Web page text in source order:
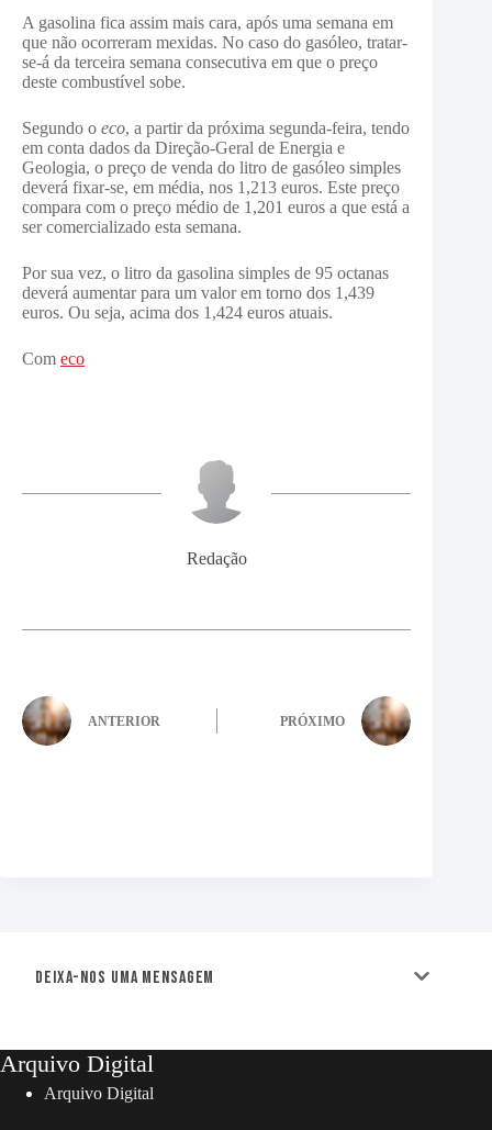
A gasolina fica assim mais cara, após uma semana em
que não ocorreram mexidas. No caso do gasóleo, tratar-
se-á da terceira semana consecutiva em que o preço
deste combustível sobe.
Segundo o eco, a partir da próxima segunda-feira, tendo
em conta dados da Direção-Geral de Energia e
Geologia, o preço de venda do litro de gasóleo simples
deverá fixar-se, em média, nos 1,213 euros. Este preço
compara com o preço médio de 1,201 euros a que está a
ser comercializado esta semana.
Por sua vez, o litro da gasolina simples de 95 octanas
deverá aumentar para um valor em torno dos 1,439
euros. Ou seja, acima dos 1,424 euros atuais.
Com eco
Redação
ANTERIOR PRÓXIMO
Deixa-nos uma mensagem
Arquivo Digital
Arquivo Digital